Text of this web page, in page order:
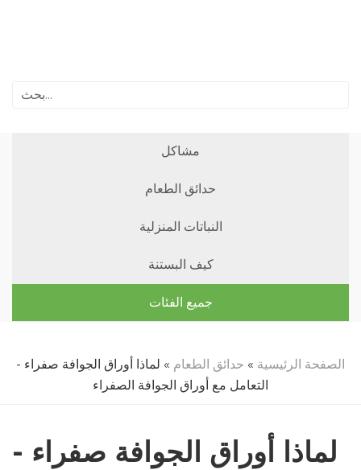
مشاكل
حدائق الطعام
النباتات المنزلية
كيف البستنة
جميع الفئات
الصفحة الرئيسية » حدائق الطعام » لماذا أوراق الجوافة صفراء -
التعامل مع أوراق الجوافة الصفراء
لماذا أوراق الجوافة صفراء -